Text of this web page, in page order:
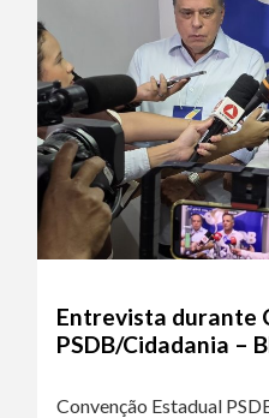
Entrevista durante
PSDB/Cidadania –
Convenção Estadual